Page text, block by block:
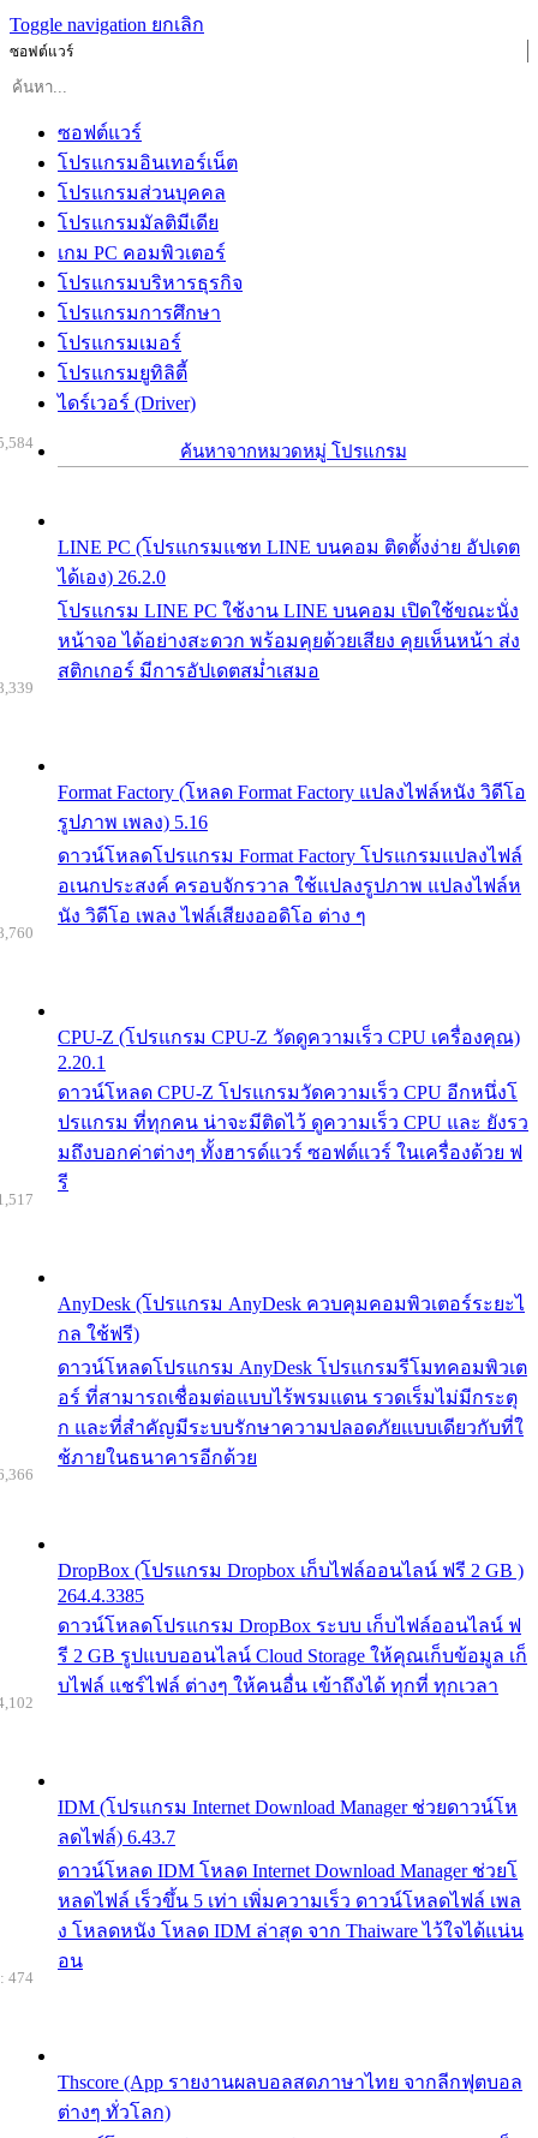
Toggle navigation ยกเลิก
ซอฟต์แวร์
ซอฟต์แวร์
โปรแกรมอินเทอร์เน็ต
โปรแกรมส่วนบุคคล
โปรแกรมมัลติมีเดีย
เกม PC คอมพิวเตอร์
โปรแกรมบริหารธุรกิจ
โปรแกรมการศึกษา
โปรแกรมเมอร์
โปรแกรมยูทิลิตี้
ไดร์เวอร์ (Driver)
ค้นหาจากหมวดหมู่ โปรแกรม
LINE PC (โปรแกรมแชท LINE บนคอม ติดตั้งง่าย อัปเดต
ได้เอง) 26.2.0
โปรแกรม LINE PC ใช้งาน LINE บนคอม เปิดใช้ขณะนั่ง
หน้าจอ ได้อย่างสะดวก พร้อมคุยด้วยเสียง คุยเห็นหน้า ส่ง
สติกเกอร์ มีการอัปเดตสม่ำเสมอ
Format Factory (โหลด Format Factory แปลงไฟล์หนัง วิดีโอ
รูปภาพ เพลง) 5.16
ดาวน์โหลดโปรแกรม Format Factory โปรแกรมแปลงไฟล์
อเนกประสงค์ ครอบจักรวาล ใช้แปลงรูปภาพ แปลงไฟล์ห
นัง วิดีโอ เพลง ไฟล์เสียงออดิโอ ต่าง ๆ
CPU-Z (โปรแกรม CPU-Z วัดดูความเร็ว CPU เครื่องคุณ)
2.20.1
ดาวน์โหลด CPU-Z โปรแกรมวัดความเร็ว CPU อีกหนึ่งโ
ปรแกรม ที่ทุกคน น่าจะมีติดไว้ ดูความเร็ว CPU และ ยังรว
มถึงบอกค่าต่างๆ ทั้งฮารด์แวร์ ซอฟต์แวร์ ในเครื่องด้วย ฟ
รี
AnyDesk (โปรแกรม AnyDesk ควบคุมคอมพิวเตอร์ระยะไ
กล ใช้ฟรี)
ดาวน์โหลดโปรแกรม AnyDesk โปรแกรมรีโมทคอมพิวเต
อร์ ที่สามารถเชื่อมต่อแบบไร้พรมแดน รวดเร็มไม่มีกระตุ
ก และที่สำคัญมีระบบรักษาความปลอดภัยแบบเดียวกับที่ใ
ช้ภายในธนาคารอีกด้วย
DropBox (โปรแกรม Dropbox เก็บไฟล์ออนไลน์ ฟรี 2 GB )
264.4.3385
ดาวน์โหลดโปรแกรม DropBox ระบบ เก็บไฟล์ออนไลน์ ฟ
รี 2 GB รูปแบบออนไลน์ Cloud Storage ให้คุณเก็บข้อมูล เก็
บไฟล์ แชร์ไฟล์ ต่างๆ ให้คนอื่น เข้าถึงได้ ทุกที่ ทุกเวลา
IDM (โปรแกรม Internet Download Manager ช่วยดาวน์โห
ลดไฟล์) 6.43.7
ดาวน์โหลด IDM โหลด Internet Download Manager ช่วยโ
หลดไฟล์ เร็วขึ้น 5 เท่า เพิ่มความเร็ว ดาวน์โหลดไฟล์ เพล
ง โหลดหนัง โหลด IDM ล่าสุด จาก Thaiware ไว้ใจได้แน่น
อน
Thscore (App รายงานผลบอลสดภาษาไทย จากลีกฟุตบอล
ต่างๆ ทั่วโลก)
474